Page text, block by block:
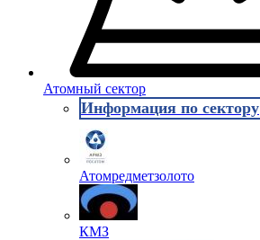
Атомный сектор
Информация по сектору
Атомредметзолото
КМЗ